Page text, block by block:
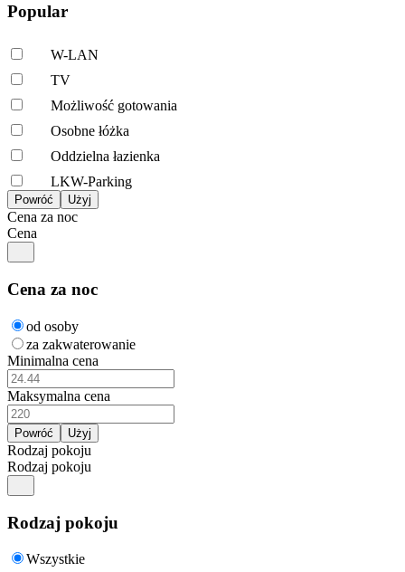
Popular
W-LAN
TV
Możliwość gotowania
Osobne łóżka
Oddzielna łazienka
LKW-Parking
Cena za noc
Cena
Cena za noc
od osoby
za zakwaterowanie
Minimalna cena
Maksymalna cena
Rodzaj pokoju
Rodzaj pokoju
Rodzaj pokoju
Wszystkie